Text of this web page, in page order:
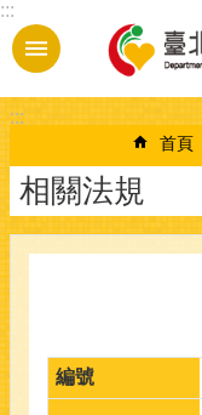
跳到主要內容區塊
:::
:::
首頁
相關法規